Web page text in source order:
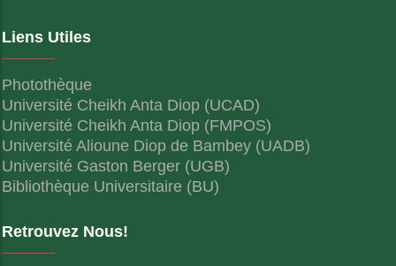
Liens Utiles
Photothèque
Université Cheikh Anta Diop (UCAD)
Université Cheikh Anta Diop (FMPOS)
Université Alioune Diop de Bambey (UADB)
Université Gaston Berger (UGB)
Bibliothèque Universitaire (BU)
Retrouvez Nous!